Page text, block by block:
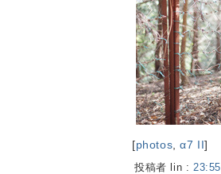
[photos ,α7 II]
投稿者 lin : 23:55